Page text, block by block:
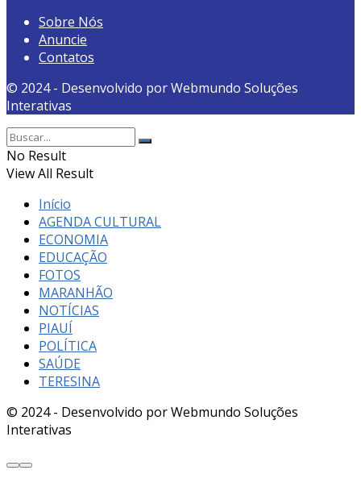
Sobre Nós
Anuncie
Contatos
© 2024 - Desenvolvido por Webmundo Soluções
Interativas
No Result
View All Result
Início
AGENDA CULTURAL
ECONOMIA
EDUCAÇÃO
FOTOS
MARANHÃO
NOTÍCIAS
PIAUÍ
POLÍTICA
SAÚDE
TERESINA
© 2024 - Desenvolvido por Webmundo Soluções
Interativas